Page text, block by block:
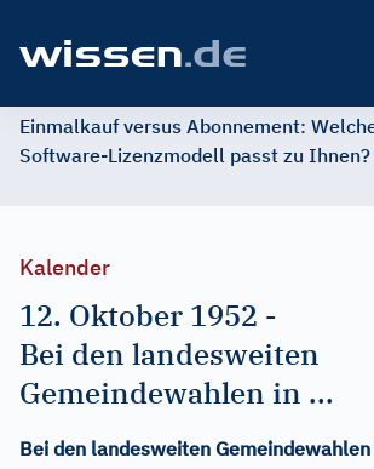
Einmalkauf versus Abonnement:
Software-Lizenzmodell passt zu Ihnen?
Kalender
12. Oktober 1952 -
Bei den landesweiten
Gemeindewahlen in ...
Bei den landesweiten